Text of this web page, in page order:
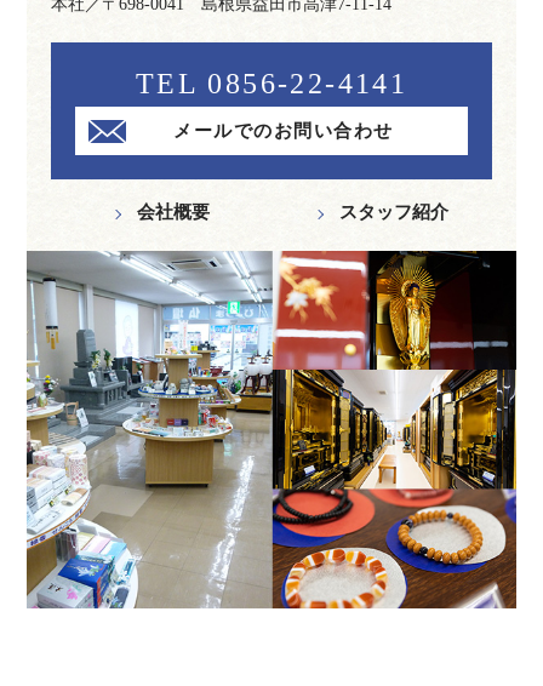
本社／〒698-0041 島根県益田市高津7-11-14
TEL 0856-22-4141
メールでのお問い合わせ
会社概要 スタッフ紹介